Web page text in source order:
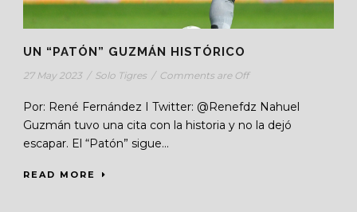
UN “PATÓN” GUZMÁN HISTÓRICO
27 May 2023 / Solo Tigres / Comments are Off
Por: René Fernández I Twitter: @Renefdz Nahuel
Guzmán tuvo una cita con la historia y no la dejó
escapar. El “Patón” sigue...
READ MORE